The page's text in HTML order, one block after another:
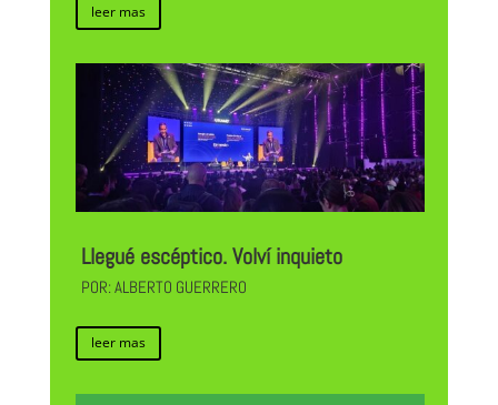
leer mas
Llegué escéptico. Volví inquieto
POR: ALBERTO GUERRERO
leer mas